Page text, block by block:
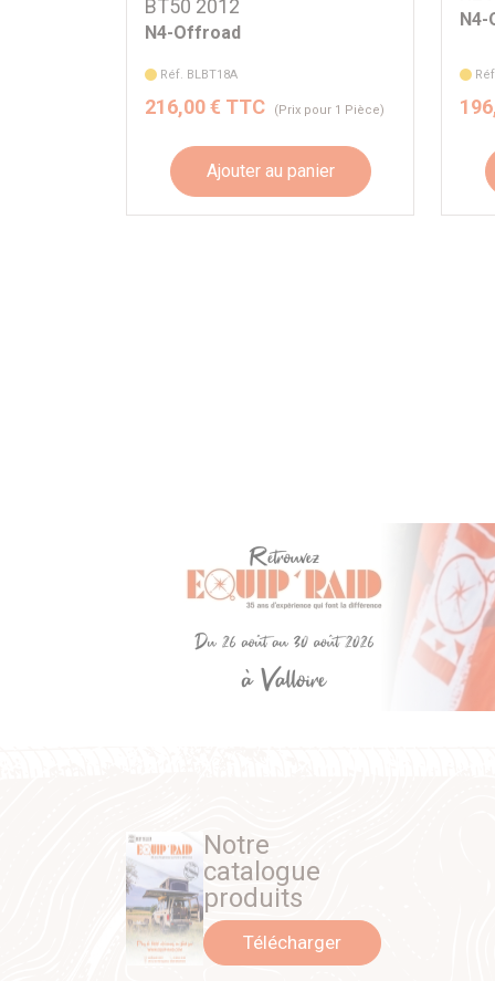
BT50 2012
N4-Offroad
Réf. BLBT18A
216,00 € TTC (Prix pour 1 Pièce)
Ajouter au panier
Notre
catalogue
produits
Télécharger